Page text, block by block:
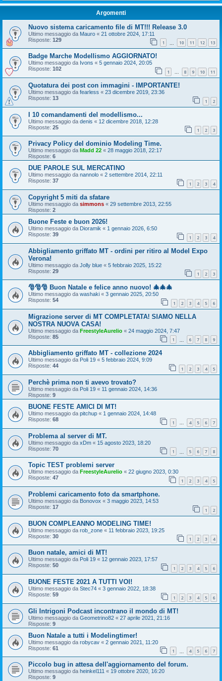
Argomenti
Nuovo sistema caricamento file di MT!!! Release 3.0
Ultimo messaggio da Mauro « 21 ottobre 2024, 17:11
Risposte: 129 1 10 11 12 13
Badge Marche Modellismo AGGIORNATO!
Ultimo messaggio da Ivons « 5 gennaio 2024, 20:05
Risposte: 102 1 … 8 9 10 11
Quotatura dei post con immagini - IMPORTANTE!
Ultimo messaggio da fearless « 23 dicembre 2019, 23:36
Risposte: 13 1 2
I 10 comandamenti del modellismo...
Ultimo messaggio da denis « 12 dicembre 2018, 12:28
Risposte: 25 1 2 3
Privacy Policy del dominio Modeling Time.
Ultimo messaggio da Madd 22 « 28 maggio 2018, 22:17
Risposte: 6
DUE PAROLE SUL MERCATINO
Ultimo messaggio da nannolo « 2 settembre 2014, 22:11
Risposte: 37 1 2 3 4
Copyright 5 miti da sfatare
Ultimo messaggio da simmons « 29 settembre 2013, 22:55
Risposte: 2
Buone Feste e buon 2026!
Ultimo messaggio da Dioramik « 1 gennaio 2026, 6:50
Risposte: 39 1 2 3 4
Abbigliamento griffato MT - ordini per ritiro al Model Expo
Verona!
Ultimo messaggio da Jolly blue « 5 febbraio 2025, 15:22
Risposte: 29 1 2 3
🎅🎅🎅 Buon Natale e felice anno nuovo! 🎄🎄🎄
Ultimo messaggio da washaki « 3 gennaio 2025, 20:50
Risposte: 54 1 2 3 4 5 6
Migrazione server di MT COMPLETATA! SIAMO NELLA
NOSTRA NUOVA CASA!
Ultimo messaggio da FreestyleAurelio « 24 maggio 2024, 7:47
Risposte: 85 1 6 7 8 9
Abbigliamento griffato MT - collezione 2024
Ultimo messaggio da Poli 19 « 5 febbraio 2024, 9:09
Risposte: 44 1 2 3 4 5
Perchè prima non ti avevo trovato?
Ultimo messaggio da Poli 19 « 11 gennaio 2024, 14:36
Risposte: 9
BUONE FESTE AMICI DI MT!
Ultimo messaggio da pitchup « 1 gennaio 2024, 14:48
Risposte: 68 1 … 4 5 6 7
Problema al server di MT.
Ultimo messaggio da xDm « 15 agosto 2023, 18:20
Risposte: 70 1 5 6 7 8
Topic TEST problemi server
Ultimo messaggio da FreestyleAurelio « 22 giugno 2023, 0:30
Risposte: 47 1 2 3 4 5
Problemi caricamento foto da smartphone.
Ultimo messaggio da Bonovox « 3 maggio 2023, 14:53
Risposte: 17 1 2
BUON COMPLEANNO MODELING TIME!
Ultimo messaggio da rob_zone « 11 febbraio 2023, 19:25
Risposte: 30 1 2 3 4
Buon natale, amici di MT!
Ultimo messaggio da Poli 19 « 12 gennaio 2023, 17:57
Risposte: 50 1 2 3 4 5 6
BUONE FESTE 2021 A TUTTI VOI!
Ultimo messaggio da Stec74 « 3 gennaio 2022, 18:38
Risposte: 59 1 2 3 4 5 6
Gli Intrigoni Podcast incontrano il mondo di MT!
Ultimo messaggio da Geometrino82 « 27 aprile 2021, 21:16
Risposte: 9
Buon Natale a tutti i Modelingtimer!
Ultimo messaggio da robycav « 2 gennaio 2021, 11:20
Risposte: 61 1 4 5 6 7
Piccolo bug in attesa dell'aggiornamento del forum.
Ultimo messaggio da heinkel111 « 19 ottobre 2020, 16:20
Risposte: 9